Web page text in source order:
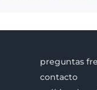
preguntas
contacto